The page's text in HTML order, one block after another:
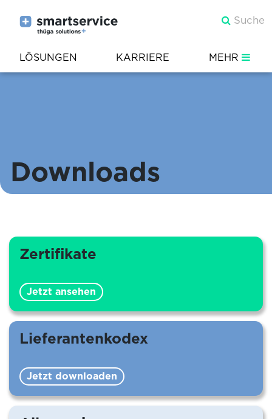
LÖSUNGEN KARRIERE MEHR
Downloads
Zertifikate
Jetzt ansehen
Lieferantenkodex
Jetzt downloaden